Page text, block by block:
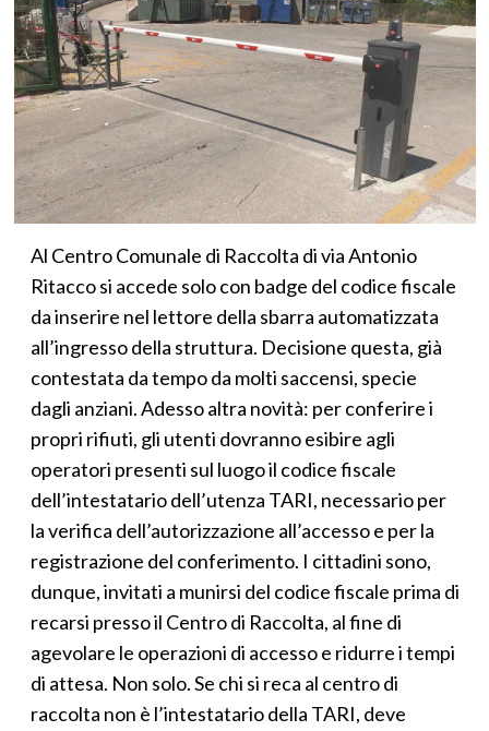
Al Centro Comunale di Raccolta di via Antonio
Ritacco si accede solo con badge del codice fiscale
da inserire nel lettore della sbarra automatizzata
all’ingresso della struttura. Decisione questa, già
contestata da tempo da molti saccensi, specie
dagli anziani. Adesso altra novità: per conferire i
propri rifiuti, gli utenti dovranno esibire agli
operatori presenti sul luogo il codice fiscale
dell’intestatario dell’utenza TARI, necessario per
la verifica dell’autorizzazione all’accesso e per la
registrazione del conferimento. I cittadini sono,
dunque, invitati a munirsi del codice fiscale prima di
recarsi presso il Centro di Raccolta, al fine di
agevolare le operazioni di accesso e ridurre i tempi
di attesa. Non solo. Se chi si reca al centro di
raccolta non è l’intestatario della TARI, deve